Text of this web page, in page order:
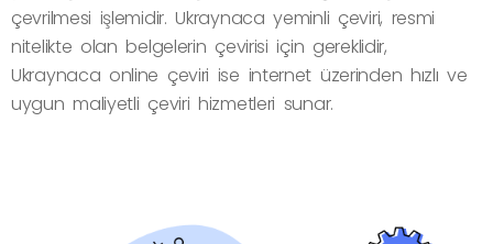
çevrilmesi işlemidir. Ukraynaca yeminli çeviri, resmi
nitelikte olan belgelerin çevirisi için gereklidir,
Ukraynaca online çeviri ise internet üzerinden hızlı ve
uygun maliyetli çeviri hizmetleri sunar.